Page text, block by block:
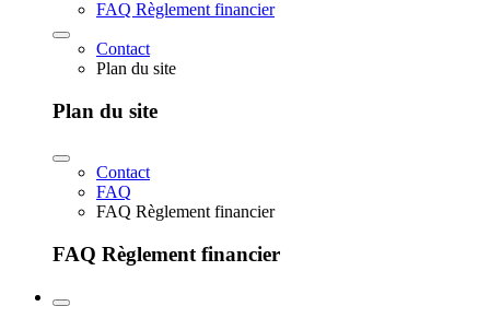
FAQ Règlement financier
Contact
Plan du site
Plan du site
Contact
FAQ
FAQ Règlement financier
FAQ Règlement financier